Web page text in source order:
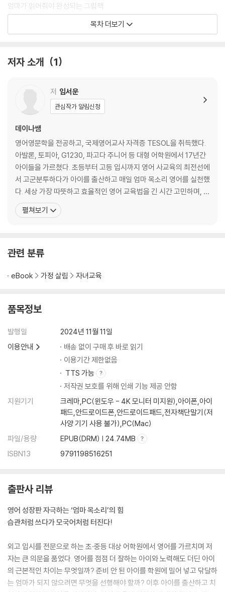
엄마가 읽어줘야 완성되는 그림책
엄마의 표정으로 말하는 영어
유아 영어, 글자 학습보다 중요한 것
두 가지 언어로 사고하는 아이
대형 어학원의 불편한 진실
“우리 아이가 영어 너무 재밌대요!”
엄마 목소리 영어를 추천하는 진짜 이유
학원 보내는 최적기, 효율 끌어올리는 법
3장. 0~7세 ‘엄마 목소리 영어’
환경 설정
효과적인 첫 영어책 환경 설정
새 영어책을 고르는 기준
매일 영어 음원 듣는 루틴 만들기
열린 책장 VS 닫힌 책장
파닉스 완성에 효과적인 글자 놀이
4장. ‘영어 성장판’ 자극하는
오감 영어 프로젝트
시각을 자극하는 영어 말놀이
청각을 자극하는 영어 노래·낭독하기
미각을 자극하는 요리 놀이
후각을 자극하는 향기 놀이
촉각을 자극하는 질감 놀이
5장. 영알못 엄마의 말문 트는
‘하루 15분’ 영어 습관
의성어·의태어, 아는 만큼 힘이 된다
놀아주며 말하기 ① 옷장놀이, 칭찬하기
놀아주며 말하기 ② 역할놀이, 숨바꼭질, 종이접기
에필로그. 세상 최고의 ‘영어쌤’은 엄마다
부록 1. 자주 쓰는 엄마 목소리 ‘영어 표현’ 100
목차 더보기
저자 소개 1
저 임서운
관심작가 알림신청
데이나쌤
영어영문학을 전공하고, 국제영어교사 자격증 TESOL을 취득했다.
아발론, 토피아, G1230, 파고다 주니어 등 대형 어학원에서 17년간
아이들을 가르쳤다. 초등부터 고등 입시까지 영어 사교육의 최전선에
서 고군분투하다가 아이를 출산하고 매일 엄마 목소리 영어를 실천했
다. 세상 가장 따뜻하고 효율적인 영어 교육법을 긴 시간 고민하며, 해
외 논문과 서적, 자료 등에서 핵심적인 이론을 수집해 이 책을 썼다.
영어를 점점 더 잘하는 아이와 노력해도 안 되는 아이의 근본적인 차
펼쳐보기
관련 분류
eBook 가정 살림 자녀교육
품목정보
발행일
2024년 11월 11일
이용안내
배송 없이 구매 후 바로 읽기
이용기간 제한없음
TTS 가능
저작권 보호를 위해 인쇄 기능 제공 안함
지원기기
크레마,PC(윈도우 - 4K 모니터 미지원),아이폰,아이
패드,안드로이드폰,안드로이드패드,전자책단말기(저
사양 기기 사용 불가),PC(Mac)
파일/용량
EPUB(DRM) | 24.74MB
ISBN13
9791198516251
출판사 리뷰
영어 성장판 자극하는 ‘엄마 목소리’의 힘
습관처럼 쓰다가 모국어처럼 터진다!
외고 입시를 전문으로 하는 초·중등 대상 어학원에서 영어를 가르치며 저
자는 큰 의문을 품었다. 영어를 점점 더 잘하는 아이와 노력해도 더딘 아이
의 근본적인 차이는 무엇일까? 준비 안 된 아이를 학원에 밀어 넣고 닦달하
는 엄마가 되지 않으려면 무엇을 선행해야 할까? 이후 아이를 출산하고 치